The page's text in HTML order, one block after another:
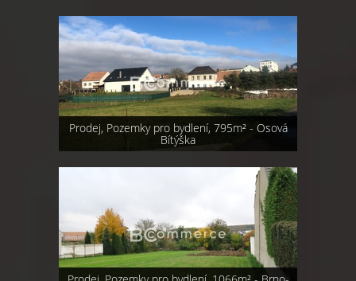
Prodej, Pozemky pro bydlení, 795m² - Osová
Bítýška